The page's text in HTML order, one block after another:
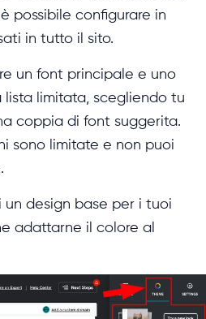
possibile configurare in
in tutto il sito.
un font principale e uno
lista limitata, scegliendo tu
coppia di font suggerita.
sono limitate e non puoi
un design base per i tuoi
adattarne il colore al